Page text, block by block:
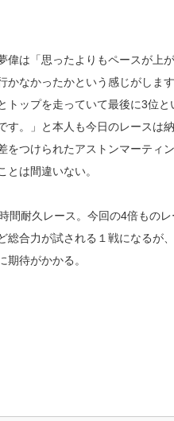
偉は「思ったよりもペースが上
かなかったかという感じがしま
トップを走っていて最後に3位
す。」と本人も今日のレースは
をつけられたアストンマーティ
とは間違いない。
間耐久レース。今回の4倍もの
総合力が試される１戦になるが
期待がかかる。